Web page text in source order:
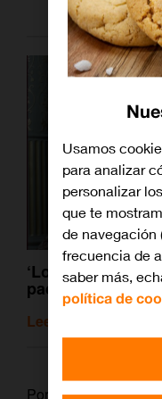
‘Los Tudor’, la
padre de
Leer artículo
Porque, como
Usamos
para analizar
personalizar
que te
de navegación
frecuencia de
saber más,
política de